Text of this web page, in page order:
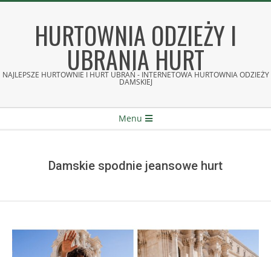
HURTOWNIA ODZIEŻY I
UBRANIA HURT
NAJLEPSZE HURTOWNIE I HURT UBRAŃ - INTERNETOWA HURTOWNIA ODZIEŻY
DAMSKIEJ
Menu
Damskie spodnie jeansowe hurt